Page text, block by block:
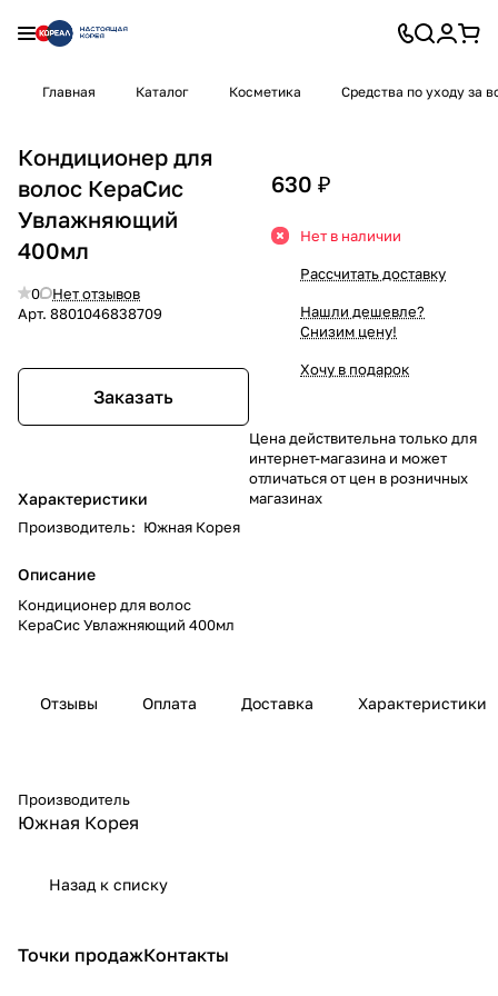
Главная Каталог Косметика Средства по уходу за
Кондиционер для
волос КераСис
Увлажняющий
400мл
0
Нет отзывов
Арт. 8801046838709
Заказать
Характеристики
Производитель: Южная Корея
Описание
Кондиционер для волос
КераСис Увлажняющий 400мл
630 ₽
Нет в наличии
Рассчитать доставку
Нашли дешевле?
Снизим цену!
Хочу в подарок
Цена действительна только для
интернет-магазина и может
отличаться от цен в розничных
магазинах
Отзывы Оплата Доставка Характеристики
Производитель
Южная Корея
Назад к списку
Точки продажКонтакты